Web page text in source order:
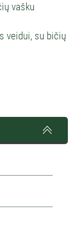
vašku
veidui, su bičių